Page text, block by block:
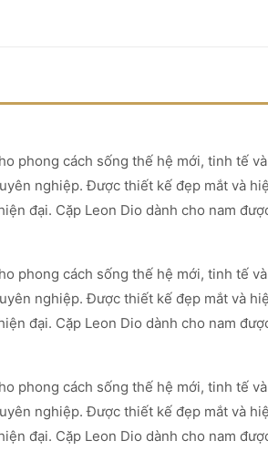
phong cách sống thế hệ mới, tinh tế
nghiệp. Được thiết kế đẹp mắt và
đại. Cặp Leon Dio dành cho nam
phong cách sống thế hệ mới, tinh tế
nghiệp. Được thiết kế đẹp mắt và
đại. Cặp Leon Dio dành cho nam
phong cách sống thế hệ mới, tinh tế
nghiệp. Được thiết kế đẹp mắt và
đại. Cặp Leon Dio dành cho nam